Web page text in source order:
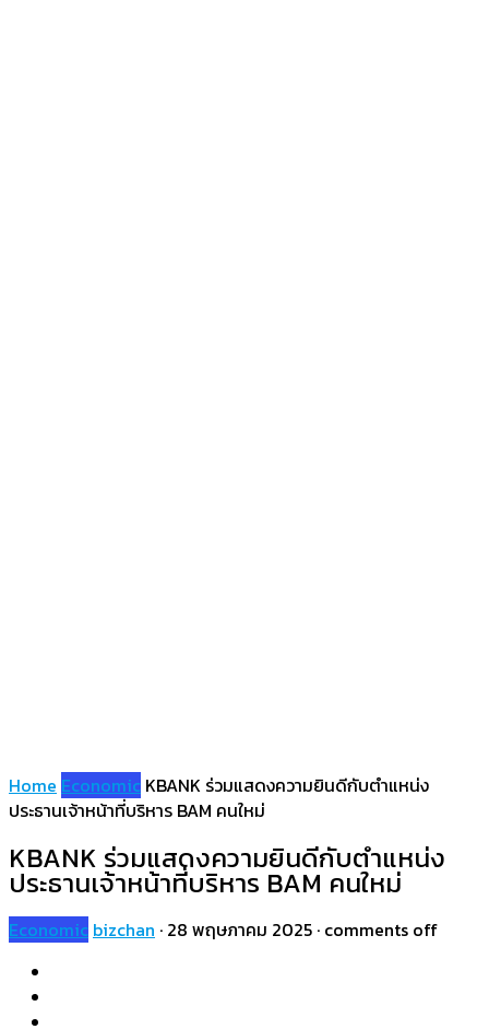
Home Economic KBANK ร่วมแสดงความยินดีกับตำแหน่ง
ประธานเจ้าหน้าที่บริหาร BAM คนใหม่
KBANK ร่วมแสดงความยินดีกับตำแหน่ง
ประธานเจ้าหน้าที่บริหาร BAM คนใหม่
Economic bizchan · 28 พฤษภาคม 2025 · comments off